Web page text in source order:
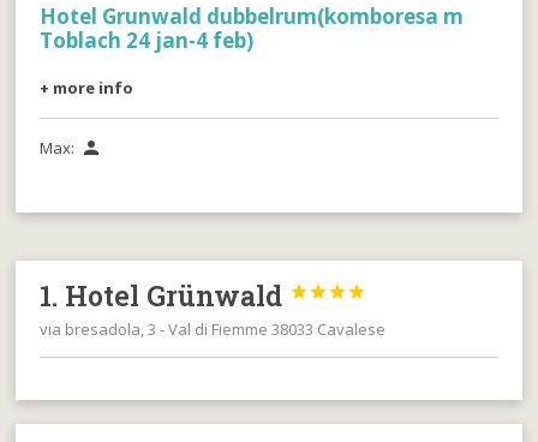
Hotel Grunwald dubbelrum(komboresa m
Toblach 24 jan-4 feb)
+ more info
Max: 
1. Hotel Grünwald 



via bresadola, 3 - Val di Fiemme 38033 Cavalese